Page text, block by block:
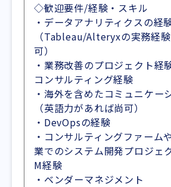
◇歓迎要件/経験・スキル
・データアナリティクスの経
（Tableau/Alteryxの実務経
可）
・業務改善のプロジェクト経
コンサルティング経験
・海外を含めたコミュニケー
（英語力があれば尚可）
・DevOpsの経験
・コンサルティングファーム
業でのシステム開発プロジェ
M経験
・ベンダーマネジメント